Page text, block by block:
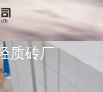
质砖厂